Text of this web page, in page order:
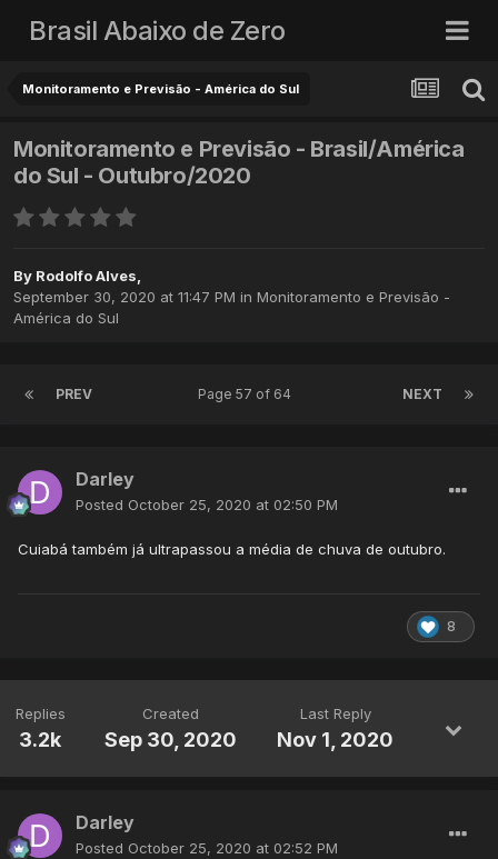
Brasil Abaixo de Zero
Monitoramento e Previsão - América do Sul
Monitoramento e Previsão - Brasil/América
do Sul - Outubro/2020
By Rodolfo Alves,
September 30, 2020 at 11:47 PM in Monitoramento e Previsão -
América do Sul
PREV NEXT
Page 57 of 64
Darley
Posted October 25, 2020 at 02:50 PM
Cuiabá também já ultrapassou a média de chuva de outubro.
8
Replies
3.2k
Created
Sep 30, 2020
Last Reply
Nov 1, 2020
Darley
Posted October 25, 2020 at 02:52 PM